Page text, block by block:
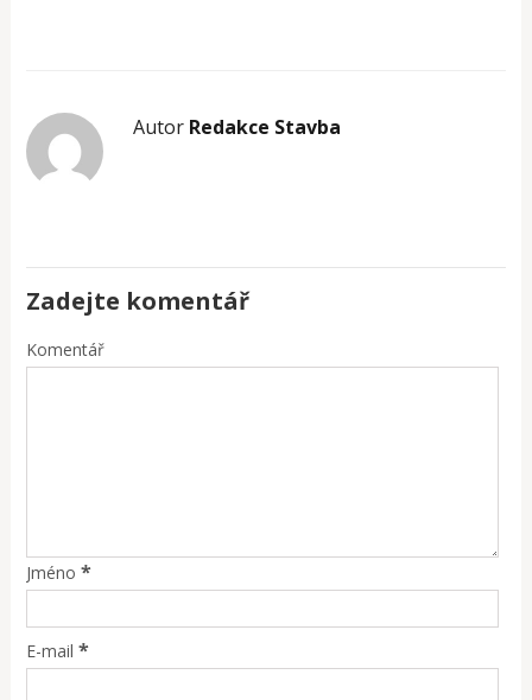
Autor Redakce Stavba
Zadejte komentář
Komentář
Jméno *
E-mail *